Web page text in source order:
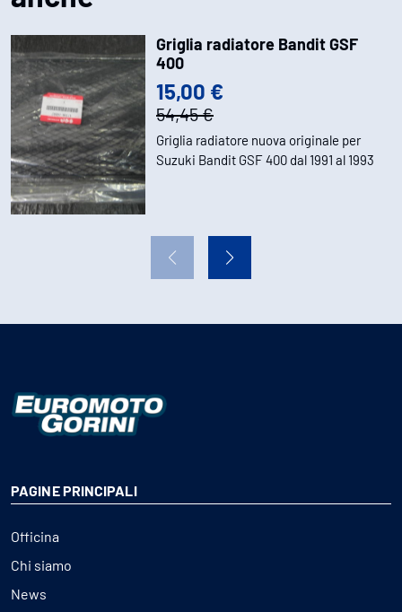
Griglia radiatore Bandit GSF
400
15,00 €
54,45 €
Griglia radiatore nuova originale per
Suzuki Bandit GSF 400 dal 1991 al 1993
PAGINE PRINCIPALI
Officina
Chi siamo
News